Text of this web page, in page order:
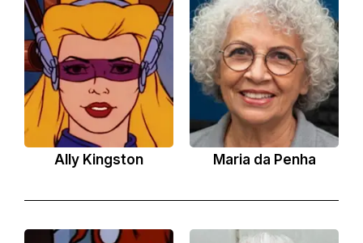
Ally Kingston Maria da Penha